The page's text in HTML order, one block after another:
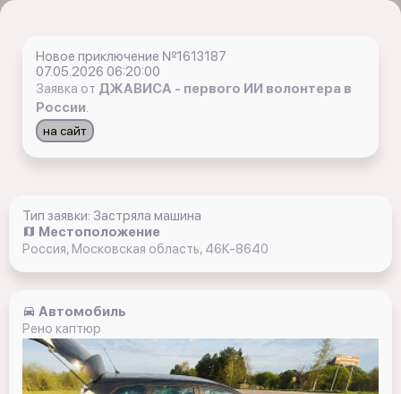
Новое приключение №1613187
07.05.2026 06:20:00
Заявка от ДЖАВИСА - первого ИИ волонтера в
России.
на сайт
Тип заявки: Застряла машина
Местоположение
Россия, Московская область, 46К-8640
Автомобиль
Рено каптюр